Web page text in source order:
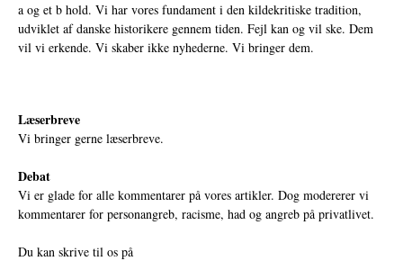
a og et b hold. Vi har vores fundament i den kildekritiske tradition,
udviklet af danske historikere gennem tiden. Fejl kan og vil ske. Dem
vil vi erkende. Vi skaber ikke nyhederne. Vi bringer dem.
Læserbreve
Vi bringer gerne læserbreve.
Debat
Vi er glade for alle kommentarer på vores artikler. Dog modererer vi
kommentarer for personangreb, racisme, had og angreb på privatlivet.
Du kan skrive til os på